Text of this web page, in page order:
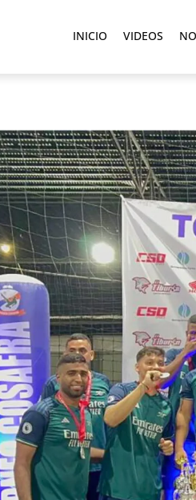
INICIO VIDEOS